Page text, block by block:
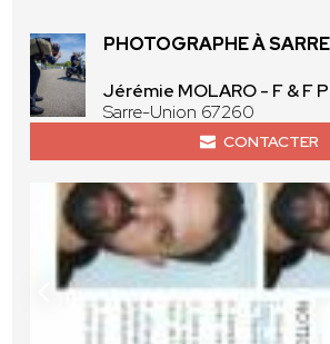
PHOTOGRAPHE À
Jérémie MOLARO - F & F
Sarre-Union 67260
CONTACTER